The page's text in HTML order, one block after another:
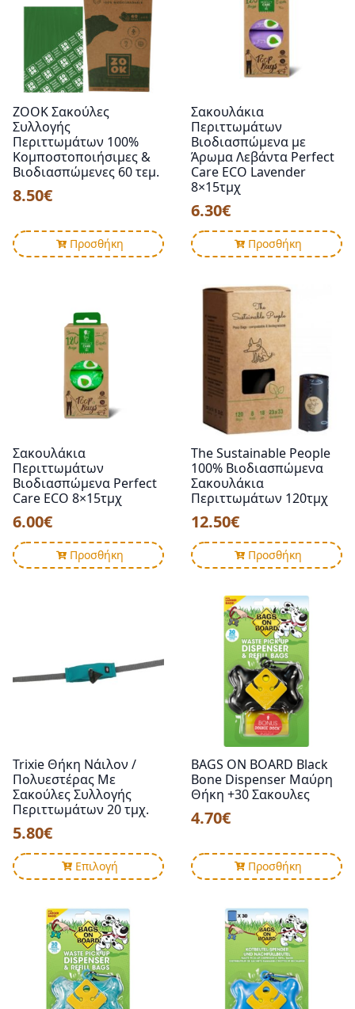
ZOOK Σακούλες
Συλλογής
Περιττωμάτων 100%
Κομποστοποιήσιμες &
Βιοδιασπώμενες 60 τεμ.
8.50€
Προσθήκη
Σακουλάκια
Περιττωμάτων
Βιοδιασπώμενα με
Άρωμα Λεβάντα Perfect
Care ECO Lavender
8×15τμχ
6.30€
Προσθήκη
Σακουλάκια
Περιττωμάτων
Βιοδιασπώμενα Perfect
Care ECO 8×15τμχ
6.00€
Προσθήκη
The Sustainable People
100% Βιοδιασπώμενα
Σακουλάκια
Περιττωμάτων 120τμχ
12.50€
Προσθήκη
Trixie Θήκη Νάιλον /
Πολυεστέρας Με
Σακούλες Συλλογής
Περιττωμάτων 20 τμχ.
5.80€
Επιλογή
Αυτό
το
πολλαπλές
παραλλαγές.
επιλογές
μπορούν
BAGS ON BOARD Black
Bone Dispenser Μαύρη
Θήκη +30 Σακουλες
4.70€
Προσθήκη